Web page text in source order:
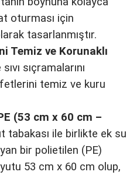
oturması için
tasarlanmıştır.
Temiz ve Korunaklı
sıçramalarını
temiz ve kuru
(53 cm x 60 cm –
tabakası ile birlikte ek su
bir polietilen (PE)
53 cm x 60 cm olup,